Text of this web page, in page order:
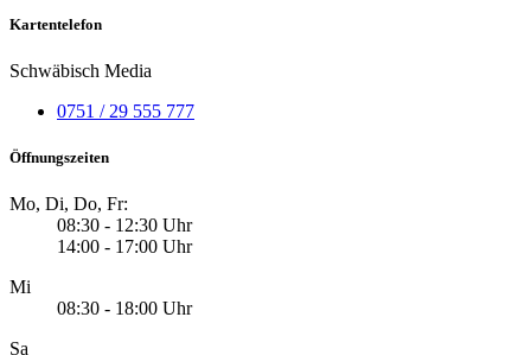
Kartentelefon
Schwäbisch Media
0751 / 29 555 777
Öffnungszeiten
Mo, Di, Do, Fr:
08:30 - 12:30 Uhr
14:00 - 17:00 Uhr
Mi
08:30 - 18:00 Uhr
Sa